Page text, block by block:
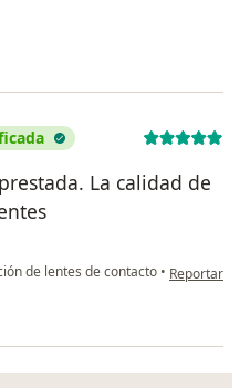
La calidad de
de lentes de contacto • en opinión
Reportar